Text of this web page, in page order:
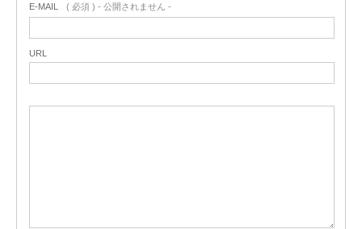
E-MAIL ( 必須 ) - 公開されません -
URL